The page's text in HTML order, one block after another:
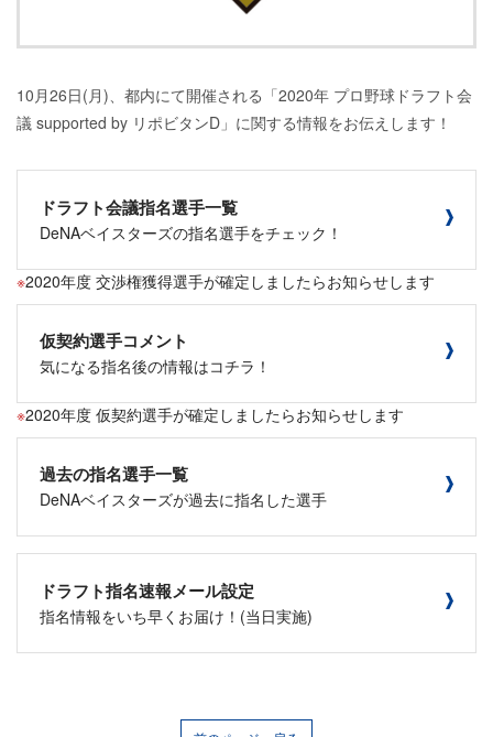
10月26日(月)、都内にて開催される「2020年 プロ野球ドラフト会
議 supported by リポビタンD」に関する情報をお伝えします！
ドラフト会議指名選手一覧
DeNAベイスターズの指名選手をチェック！
2020年度 交渉権獲得選手が確定しましたらお知らせします
仮契約選手コメント
気になる指名後の情報はコチラ！
2020年度 仮契約選手が確定しましたらお知らせします
過去の指名選手一覧
DeNAベイスターズが過去に指名した選手
ドラフト指名速報メール設定
指名情報をいち早くお届け！(当日実施)